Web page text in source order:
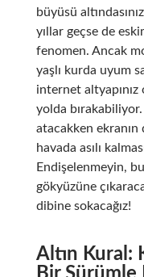
büyüsü
yıllar geçse de
fenomen. Ancak
yaşlı kurda uyum
internet
yolda
atacakken ekranın
havada asılı
Endişelenmeyin,
gökyüzüne
dibine sokacağız!
Altın Kural: